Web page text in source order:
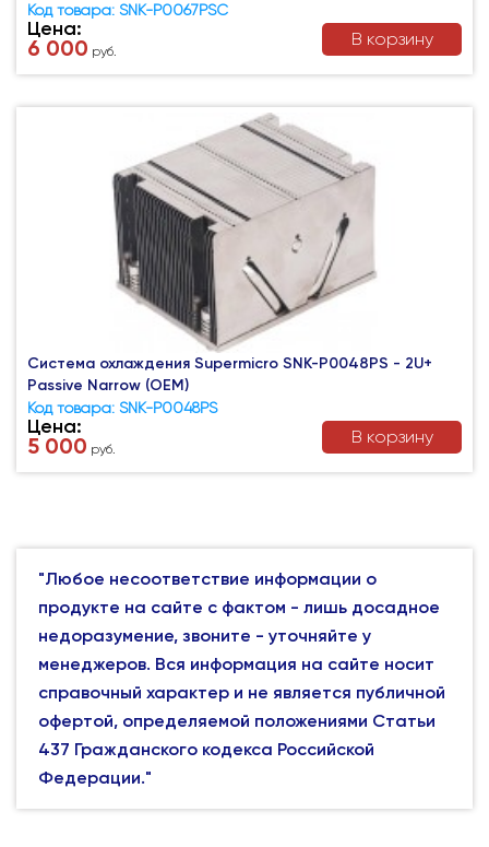
Код товара: SNK-P0067PSC
Цена:
6 000 руб.
В корзину
Система охлаждения Supermicro SNK-P0048PS - 2U+
Passive Narrow (OEM)
Код товара: SNK-P0048PS
Цена:
5 000 руб.
В корзину
"Любое несоответствие информации о
продукте на сайте с фактом - лишь досадное
недоразумение, звоните - уточняйте у
менеджеров. Вся информация на сайте носит
справочный характер и не является публичной
офертой, определяемой положениями Статьи
437 Гражданского кодекса Российской
Федерации."